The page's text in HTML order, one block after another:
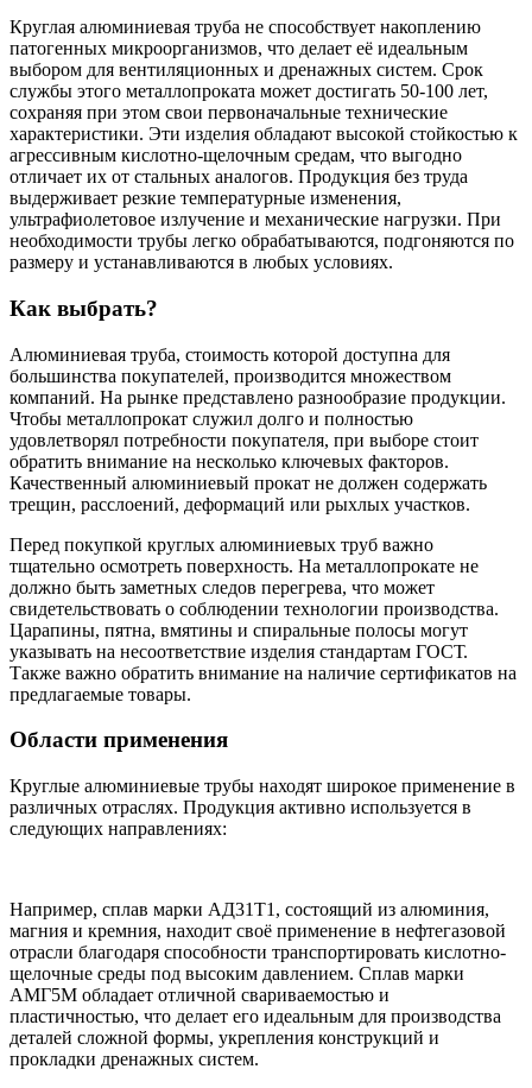
Круглая алюминиевая труба не способствует накоплению
патогенных микроорганизмов, что делает её идеальным
выбором для вентиляционных и дренажных систем. Срок
службы этого металлопроката может достигать 50-100 лет,
сохраняя при этом свои первоначальные технические
характеристики. Эти изделия обладают высокой стойкостью к
агрессивным кислотно-щелочным средам, что выгодно
отличает их от стальных аналогов. Продукция без труда
выдерживает резкие температурные изменения,
ультрафиолетовое излучение и механические нагрузки. При
необходимости трубы легко обрабатываются, подгоняются по
размеру и устанавливаются в любых условиях.
Как выбрать?
Алюминиевая труба, стоимость которой доступна для
большинства покупателей, производится множеством
компаний. На рынке представлено разнообразие продукции.
Чтобы металлопрокат служил долго и полностью
удовлетворял потребности покупателя, при выборе стоит
обратить внимание на несколько ключевых факторов.
Качественный алюминиевый прокат не должен содержать
трещин, расслоений, деформаций или рыхлых участков.
Перед покупкой круглых алюминиевых труб важно
тщательно осмотреть поверхность. На металлопрокате не
должно быть заметных следов перегрева, что может
свидетельствовать о соблюдении технологии производства.
Царапины, пятна, вмятины и спиральные полосы могут
указывать на несоответствие изделия стандартам ГОСТ.
Также важно обратить внимание на наличие сертификатов на
предлагаемые товары.
Области применения
Круглые алюминиевые трубы находят широкое применение в
различных отраслях. Продукция активно используется в
следующих направлениях:
Например, сплав марки АД31Т1, состоящий из алюминия,
магния и кремния, находит своё применение в нефтегазовой
отрасли благодаря способности транспортировать кислотно-
щелочные среды под высоким давлением. Сплав марки
АМГ5М обладает отличной свариваемостью и
пластичностью, что делает его идеальным для производства
деталей сложной формы, укрепления конструкций и
прокладки дренажных систем.